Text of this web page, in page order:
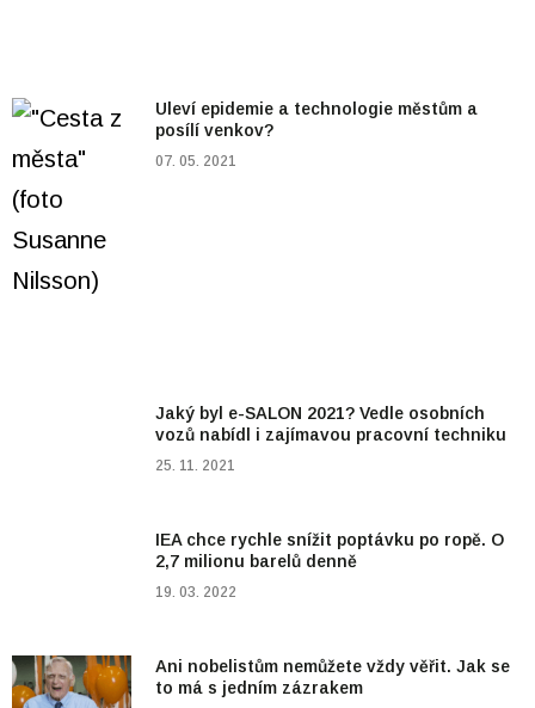
Uleví epidemie a technologie městům a
posílí venkov?
07. 05. 2021
Jaký byl e-SALON 2021? Vedle osobních
vozů nabídl i zajímavou pracovní techniku
25. 11. 2021
IEA chce rychle snížit poptávku po ropě. O
2,7 milionu barelů denně
19. 03. 2022
Ani nobelistům nemůžete vždy věřit. Jak se
to má s jedním zázrakem